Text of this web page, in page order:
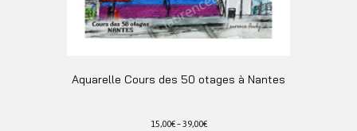
Aquarelle Cours des 50 otages à Nantes
15,00€–39,00€